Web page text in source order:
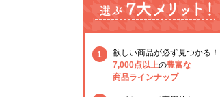
1
欲しい商品が必ず見つかる！
7,000点以上の豊富な
商品ラインナップ